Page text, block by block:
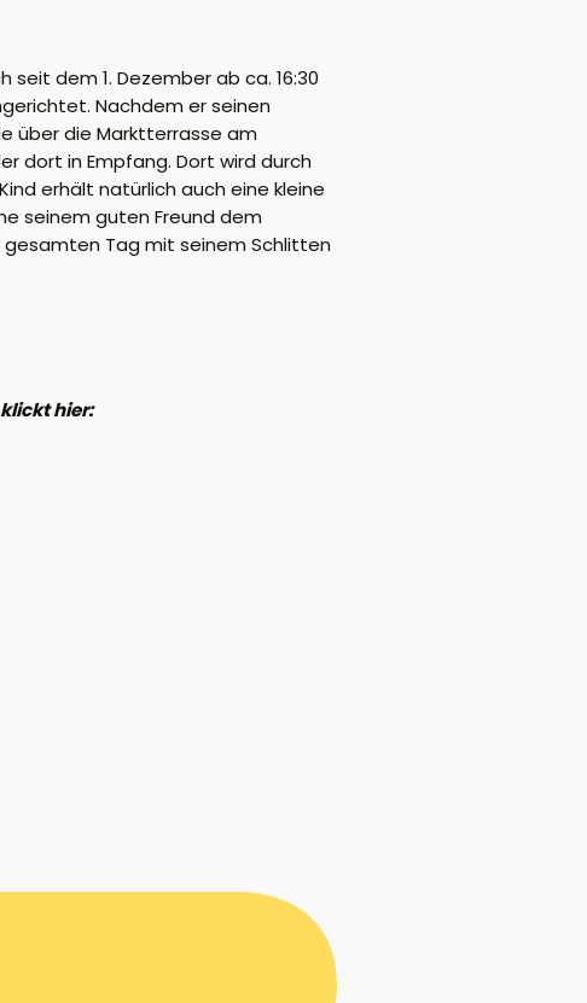
dem 1. Dezember ab ca. 16:30
Nachdem er seinen
über die Marktterrasse am
dort in Empfang. Dort wird durch
erhält natürlich auch eine kleine
seinem guten Freund dem
Tag mit seinem Schlitten
hier: